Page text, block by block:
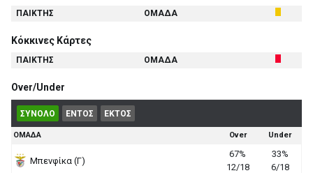
ΠΑΙΚΤΗΣ ΟΜΑΔΑ
Κόκκινες Κάρτες
ΠΑΙΚΤΗΣ ΟΜΑΔΑ
Over/Under
ΣΥΝΟΛΟ ΕΝΤΟΣ ΕΚΤΟΣ
ΟΜΑΔΑ Over Under
Μπενφίκα (Γ)
67%
12/18
33%
6/18